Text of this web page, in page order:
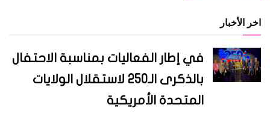
اخر الأخبار
في إطار الفعاليات بمناسبة الاحتفال
بالذكرى الـ250 لاستقلال الولايات
المتحدة الأمريكية